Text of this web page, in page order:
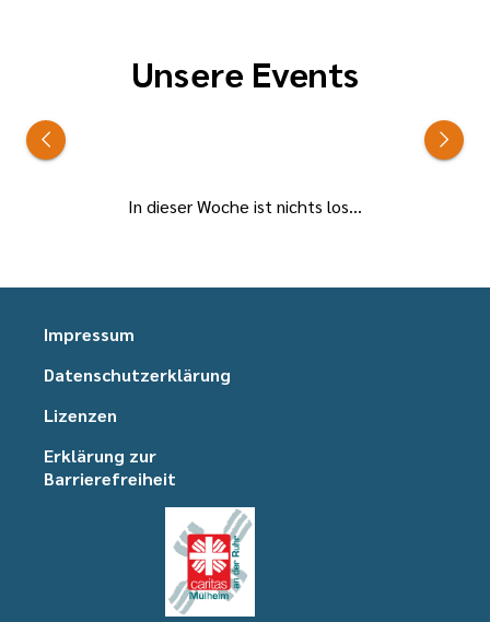
Unsere Events
In dieser Woche ist nichts los...
Impressum
Datenschutzerklärung
Lizenzen
Erklärung zur
Barrierefreiheit